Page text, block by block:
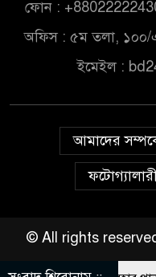
ফোন :
অফিস : ৫ম তলা, ১০০/এ
ইমেইল :
আমাদের
© All rights